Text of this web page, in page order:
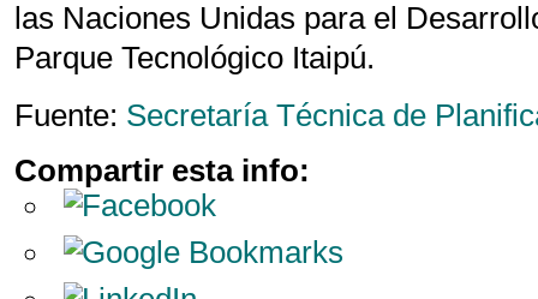
las Naciones Unidas para el
Parque Tecnológico Itaipú.
Fuente: Secretaría Técnica de
Compartir esta info: